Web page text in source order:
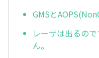
GMSと
レーザは出るの
ん。